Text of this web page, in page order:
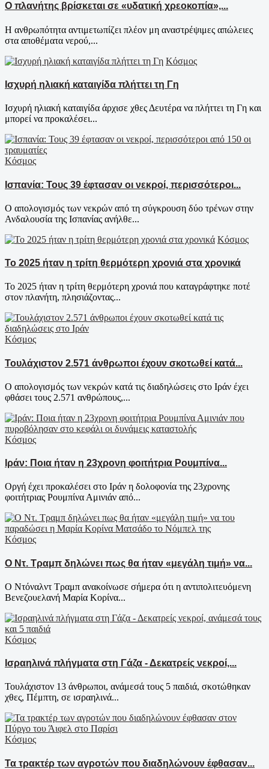
Ο πλανήτης βρίσκεται σε «υδατική χρεοκοπία»,...
Η ανθρωπότητα αντιμετωπίζει πλέον μη αναστρέψιμες απώλειες
στα αποθέματα νερού,...
Κόσμος
Ισχυρή ηλιακή καταιγίδα πλήττει τη Γη
Ισχυρή ηλιακή καταιγίδα άρχισε χθες Δευτέρα να πλήττει τη Γη και
μπορεί να προκαλέσει...
Κόσμος
Ισπανία: Τους 39 έφτασαν οι νεκροί, περισσότεροι...
Ο απολογισμός των νεκρών από τη σύγκρουση δύο τρένων στην
Ανδαλουσία της Ισπανίας ανήλθε...
Κόσμος
Το 2025 ήταν η τρίτη θερμότερη χρονιά στα χρονικά
Το 2025 ήταν η τρίτη θερμότερη χρονιά που καταγράφτηκε ποτέ
στον πλανήτη, πλησιάζοντας...
Κόσμος
Τουλάχιστον 2.571 άνθρωποι έχουν σκοτωθεί κατά...
Ο απολογισμός των νεκρών κατά τις διαδηλώσεις στο Ιράν έχει
φθάσει τους 2.571 ανθρώπους,...
Κόσμος
Ιράν: Ποια ήταν η 23χρονη φοιτήτρια Ρουμπίνα...
Oργή έχει προκαλέσει στο Ιράν η δολοφονία της 23χρονης
φοιτήτριας Ρουμπίνα Αμινιάν από...
Κόσμος
Ο Ντ. Τραμπ δηλώνει πως θα ήταν «μεγάλη τιμή» να...
Ο Ντόναλντ Τραμπ ανακοίνωσε σήμερα ότι η αντιπολιτευόμενη
Βενεζουελανή Μαρία Κορίνα...
Κόσμος
Ισραηλινά πλήγματα στη Γάζα - Δεκατρείς νεκροί,...
Τουλάχιστον 13 άνθρωποι, ανάμεσά τους 5 παιδιά, σκοτώθηκαν
χθες, Πέμπτη, σε ισραηλινά...
Κόσμος
Τα τρακτέρ των αγροτών που διαδηλώνουν έφθασαν...